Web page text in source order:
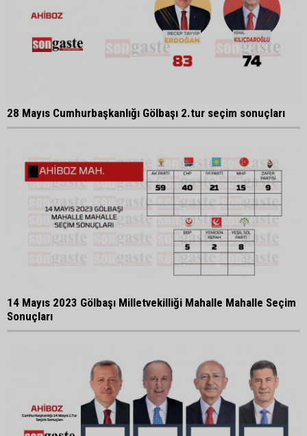
28 Mayıs Cumhurbaşkanlığı Gölbaşı 2.tur seçim sonuçları
14 Mayıs 2023 Gölbaşı Milletvekilliği Mahalle Mahalle Seçim
Sonuçları